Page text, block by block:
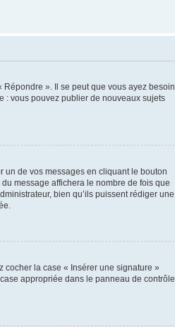
». Il se peut que vous ayez besoin
: vous pouvez publier de nouveaux sujets
un de vos messages en cliquant le bouton
message affichera le nombre de fois que
bien qu’ils puissent rédiger une
cocher la case « Insérer une signature »
appropriée dans le panneau de contrôle